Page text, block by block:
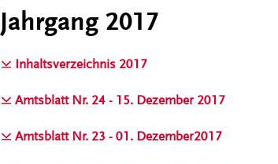
Jahrgang 2017
Inhaltsverzeichnis 2017
Amtsblatt Nr. 24 - 15. Dezember 2017
Amtsblatt Nr. 23 - 01. Dezember2017